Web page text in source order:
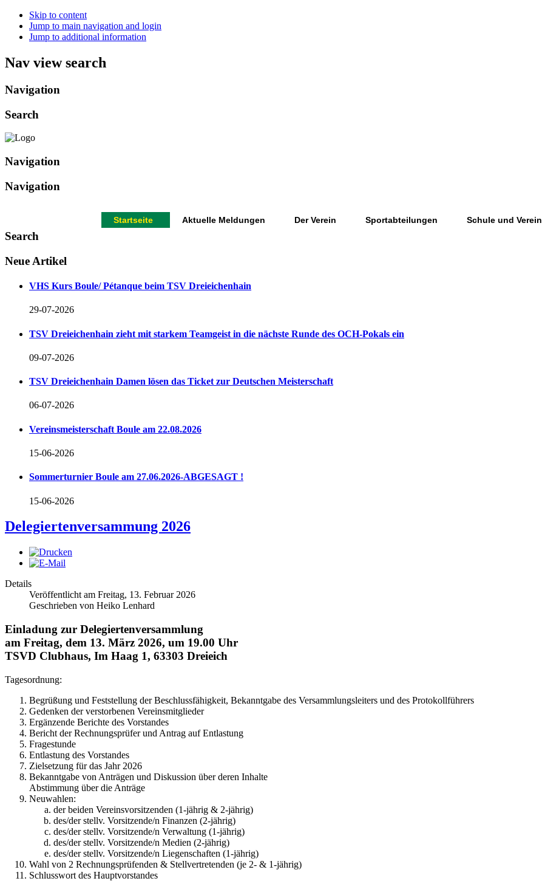
Skip to content
Jump to main navigation and login
Jump to additional information
Nav view search
Navigation
Search
Navigation
Navigation
Startseite Aktuelle Meldungen Der Verein Sportabteilungen Schule und Verein
Search
Neue Artikel
VHS Kurs Boule/ Pétanque beim TSV Dreieichenhain
29-07-2026
TSV Dreieichenhain zieht mit starkem Teamgeist in die nächste Runde des OCH-Pokals ein
09-07-2026
TSV Dreieichenhain Damen lösen das Ticket zur Deutschen Meisterschaft
06-07-2026
Vereinsmeisterschaft Boule am 22.08.2026
15-06-2026
Sommerturnier Boule am 27.06.2026-ABGESAGT !
15-06-2026
Delegiertenversammung 2026
Details
Veröffentlicht am Freitag, 13. Februar 2026
Geschrieben von Heiko Lenhard
Einladung zur Delegiertenversammlung
am Freitag, dem 13. März 2026, um 19.00 Uhr
TSVD Clubhaus, Im Haag 1, 63303 Dreieich
Tagesordnung:
Begrüßung und Feststellung der Beschlussfähigkeit, Bekanntgabe des Versammlungsleiters und des Protokollführers
Gedenken der verstorbenen Vereinsmitglieder
Ergänzende Berichte des Vorstandes
Bericht der Rechnungsprüfer und Antrag auf Entlastung
Fragestunde
Entlastung des Vorstandes
Zielsetzung für das Jahr 2026
Bekanntgabe von Anträgen und Diskussion über deren Inhalte
Abstimmung über die Anträge
Neuwahlen:
der beiden Vereinsvorsitzenden (1-jährig & 2-jährig)
des/der stellv. Vorsitzende/n Finanzen (2-jährig)
des/der stellv. Vorsitzende/n Verwaltung (1-jährig)
des/der stellv. Vorsitzende/n Medien (2-jährig)
des/der stellv. Vorsitzende/n Liegenschaften (1-jährig)
Wahl von 2 Rechnungsprüfenden & Stellvertretenden (je 2- & 1-jährig)
Schlusswort des Hauptvorstandes